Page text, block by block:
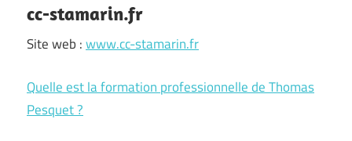
cc-stamarin.fr
Site web :www.cc-stamarin.fr
Quelle est la formation professionnelle de Thomas
Pesquet ?